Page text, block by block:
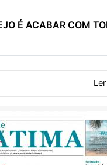
É ACABAR COM